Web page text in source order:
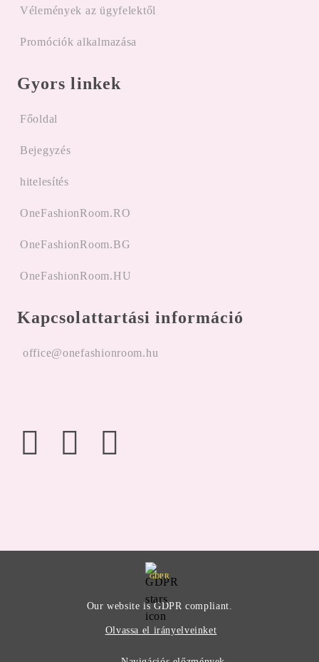
Vélemények az ügyfelektől
Promóciók alkalmazása
Gyors linkek
Főoldal
Bejegyzés
hitelesítés
OneFashionRoom.RO
OneFashionRoom.BG
OneFashionRoom.HU
Kapcsolattartási információ
office@onefashionroom.hu
GDPR
Our website is GDPR compliant.
Olvassa el irányelveinket